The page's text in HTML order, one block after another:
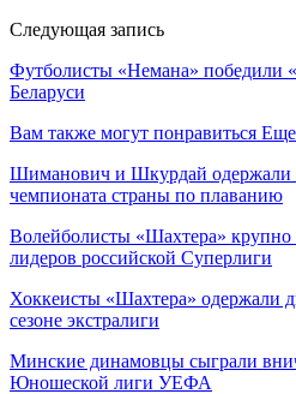
Следующая запись
Футболисты «Немана» победили
Беларуси
Вам также могут понравиться Еще
Шиманович и Шкурдай одержали
чемпионата страны по плаванию
Волейболисты «Шахтера» крупно
лидеров российской Суперлиги
Хоккеисты «Шахтера» одержали
сезоне экстралиги
Минские динамовцы сыграли
Юношеской лиги УЕФА